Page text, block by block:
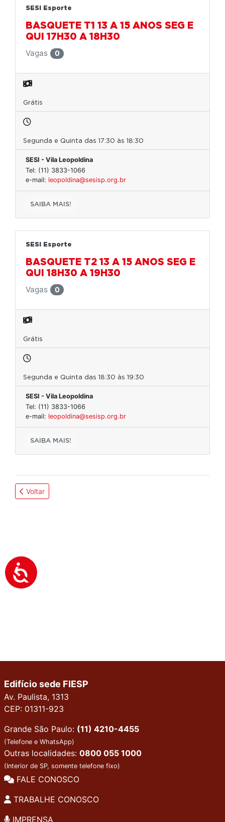
SESI Esporte
BASQUETE T1 13 A 15 ANOS SEG E
QUI 17H30 A 18H30
Vagas
0
Grátis
Segunda e Quinta das 17:30 às 18:30
SESI - Vila Leopoldina
Tel: (11) 3833-1066
e-mail: leopoldina@sesisp.org.br
SAIBA MAIS!
SESI Esporte
BASQUETE T2 13 A 15 ANOS SEG E
QUI 18H30 A 19H30
Vagas
0
Grátis
Segunda e Quinta das 18:30 às 19:30
SESI - Vila Leopoldina
Tel: (11) 3833-1066
e-mail: leopoldina@sesisp.org.br
SAIBA MAIS!
Voltar
Edifício sede FIESP
Av. Paulista, 1313
CEP: 01311-923
Grande São Paulo: (11) 4210-4455
(Telefone e WhatsApp)
Outras localidades: 0800 055 1000
(Interior de SP, somente telefone fixo)
FALE CONOSCO
TRABALHE CONOSCO
IMPRENSA